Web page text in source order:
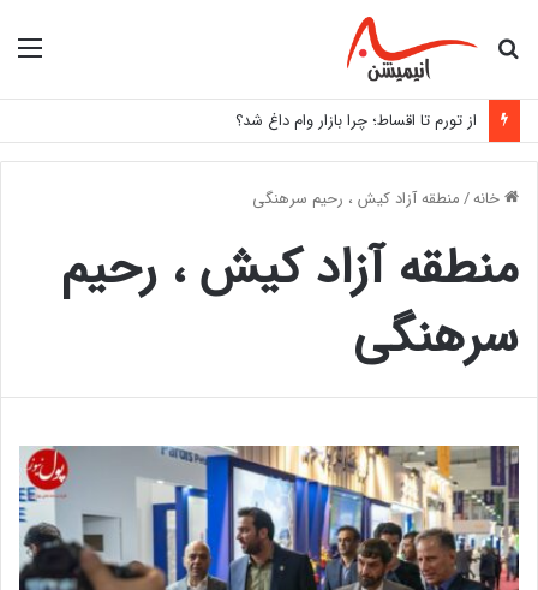
جستجو
از تورم تا اقساط؛ چرا بازار وام داغ شد؟
خانه/منطقه آزاد کیش ، رحیم سرهنگی
منطقه آزاد کیش ، رحیم
سرهنگی